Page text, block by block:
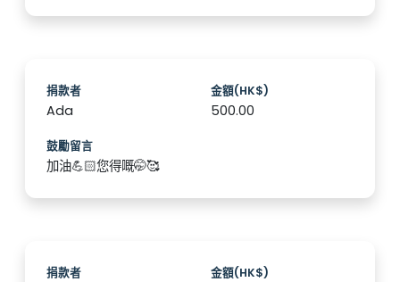
捐款者
Ada
金額(HK$)
500.00
鼓勵留言
加油💪🏻您得嘅🤭🥰
捐款者 金額(HK$)